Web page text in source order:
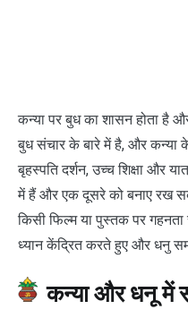
कन्या पर बुध का शासन होता है
बुध संचार के बारे में है, और कन्या
बृहस्पति दर्शन, उच्च शिक्षा और
में हैं और एक दूसरे को बनाए रख
किसी फिल्म या पुस्तक पर
ध्यान केंद्रित करते हुए और धनु
कन्या और धनू में